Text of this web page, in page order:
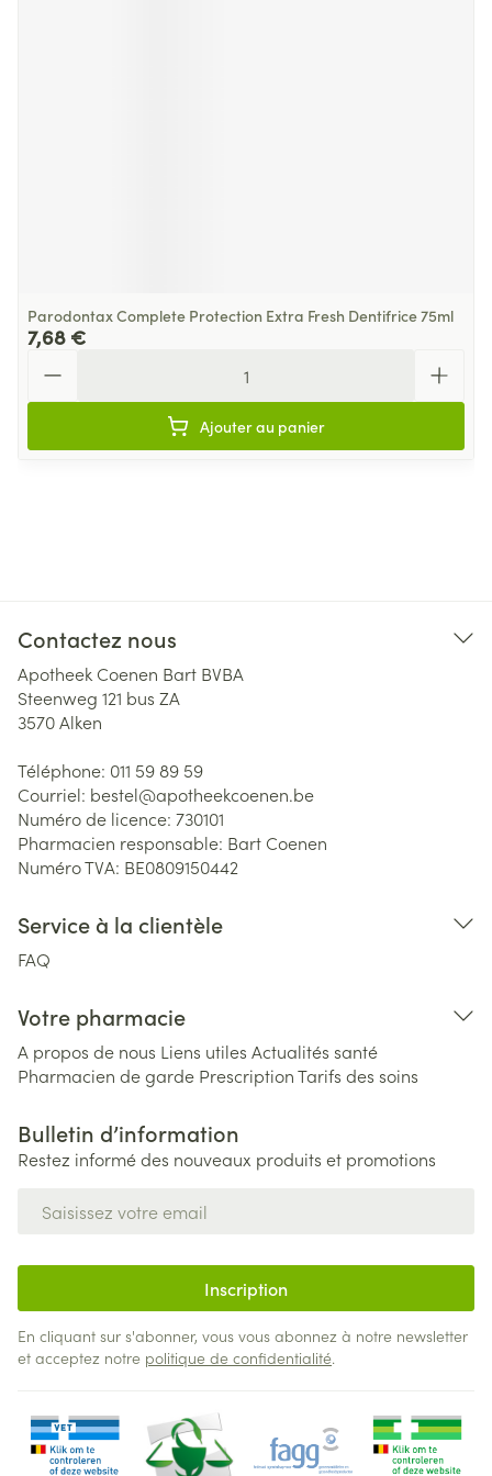
Parodontax Complete Protection Extra Fresh Dentifrice 75ml
7,68 €
Ajouter au panier
Contactez nous
Apotheek Coenen Bart BVBA
Steenweg 121 bus ZA
3570Alken
Téléphone: 011 59 89 59
Courriel: bestel@apotheekcoenen.be
Numéro de licence: 730101
Pharmacien responsable: Bart Coenen
Numéro TVA: BE0809150442
Service à la clientèle
FAQ
Votre pharmacie
A propos de nous Liens utiles Actualités santé
Pharmacien de garde PrescriptionTarifs des soins
Bulletin d’information
Restez informé des nouveaux produits et promotions
Inscription
En cliquant sur s'abonner, vous vous abonnez à notre newsletter
et acceptez notre politique de confidentialité.